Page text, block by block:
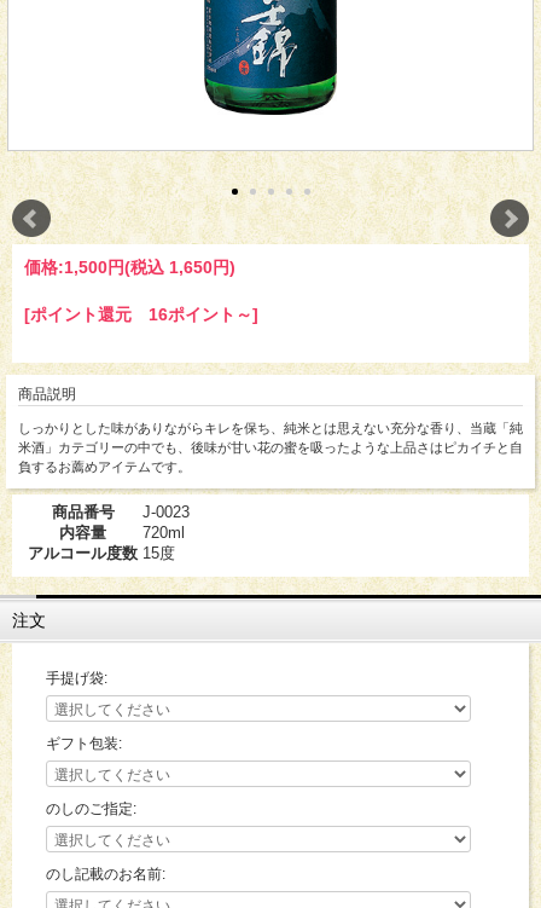
価格:1,500円(税込 1,650円)
[ポイント還元 16ポイント～]
商品説明
しっかりとした味がありながらキレを保ち、純米とは思えない充分な香り、当蔵「純
米酒」カテゴリーの中でも、後味が甘い花の蜜を吸ったような上品さはピカイチと自
負するお薦めアイテムです。
商品番号
J-0023
内容量
720ml
アルコール度数 15度
注文
手提げ袋:
ギフト包装:
のしのご指定:
のし記載のお名前: